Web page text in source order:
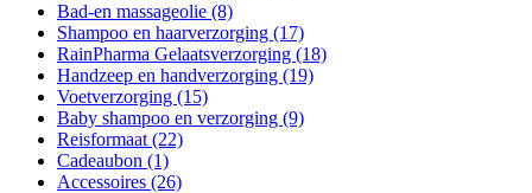
Bad-en massageolie (8)
Shampoo en haarverzorging (17)
RainPharma Gelaatsverzorging (18)
Handzeep en handverzorging (19)
Voetverzorging (15)
Baby shampoo en verzorging (9)
Reisformaat (22)
Cadeaubon (1)
Accessoires (26)